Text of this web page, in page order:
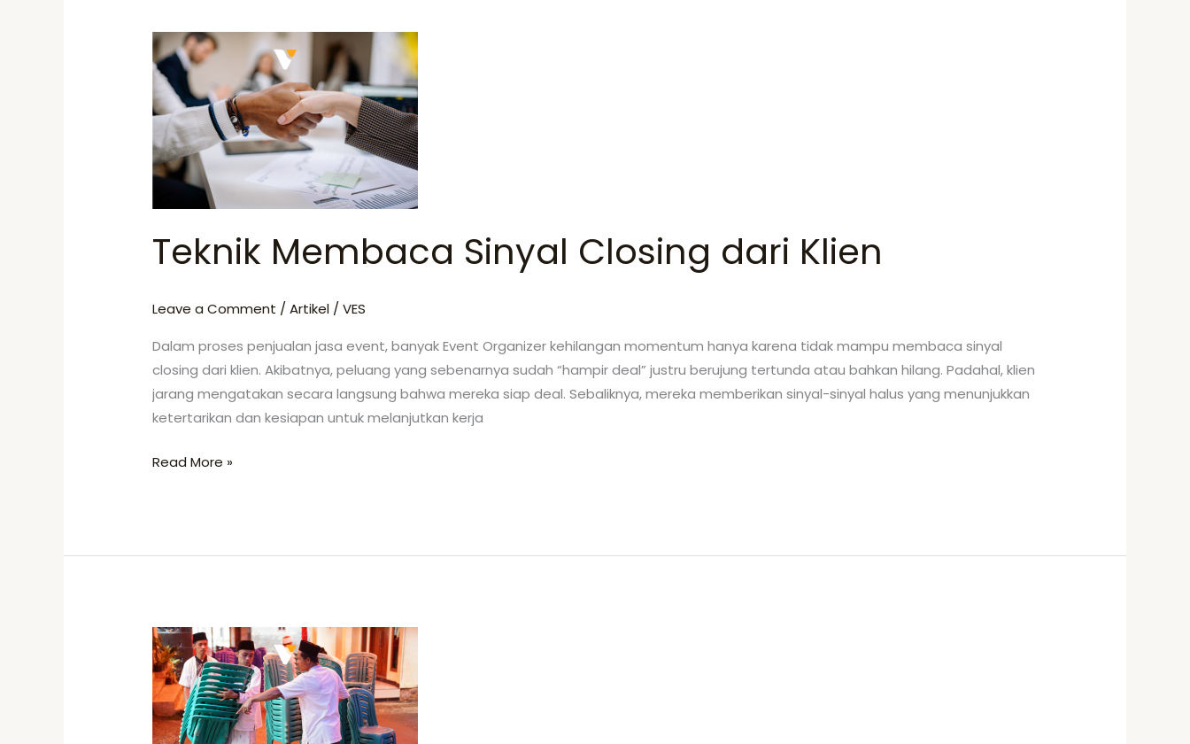
Teknik Membaca Sinyal Closing dari Klien
Leave a Comment /Artikel /VES
Dalam proses penjualan jasa event, banyak Event Organizer kehilangan momentum hanya karena tidak mampu membaca sinyal
closing dari klien. Akibatnya, peluang yang sebenarnya sudah “hampir deal” justru berujung tertunda atau bahkan hilang. Padahal, klien
jarang mengatakan secara langsung bahwa mereka siap deal. Sebaliknya, mereka memberikan sinyal-sinyal halus yang menunjukkan
ketertarikan dan kesiapan untuk melanjutkan kerja
Teknik
Membaca
Sinyal
Closing
dari
Klien
Read More »
Strategi
Menghadapi
Klien
yang
Selalu